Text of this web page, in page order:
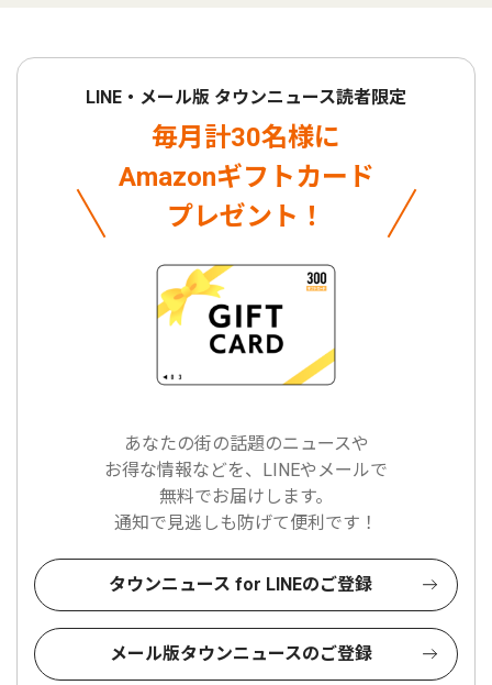
LINE・メール版 タウンニュース読者限定
毎月計30名様に
Amazonギフトカード
プレゼント！
あなたの街の話題のニュースや
お得な情報などを、LINEやメールで
無料でお届けします。
通知で見逃しも防げて便利です！
タウンニュース for LINEのご登録
メール版タウンニュースのご登録